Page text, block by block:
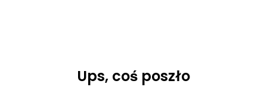
Ups, coś poszło